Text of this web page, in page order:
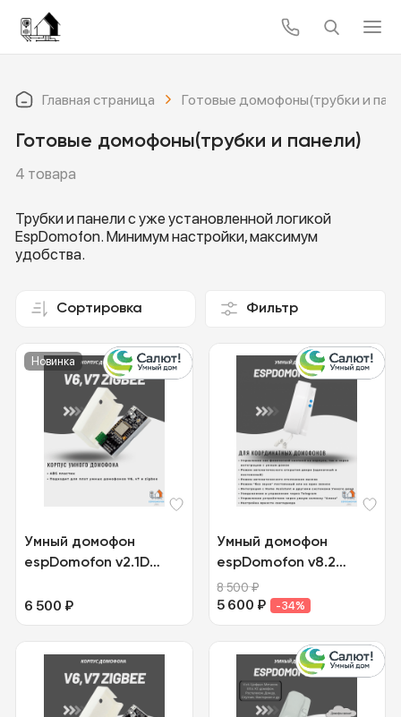
Главная страница Готовые домофоны(трубки и
Готовые домофоны(трубки и панели)
4 товара
Трубки и панели с уже установленной логикой
EspDomofon. Минимум настройки, максимум
удобства.
Сортировка Фильтр
Новинка
Умный домофон
espDomofon v2.1D
6 500 ₽
Умный домофон
espDomofon v8.2
координатный
8 500₽
5 600 ₽ -34%